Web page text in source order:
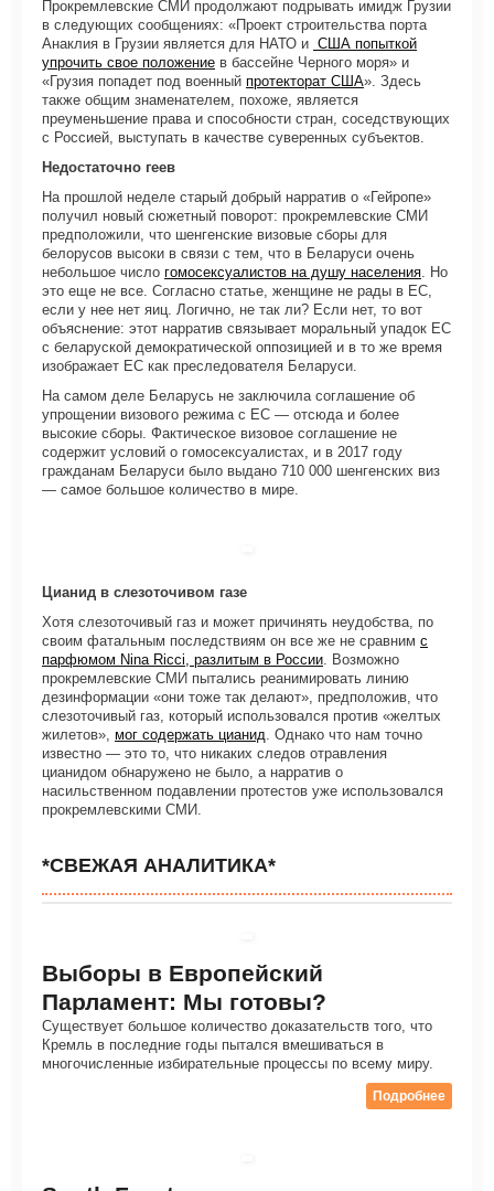
Прокремлевские СМИ продолжают подрывать имидж Грузии
в следующих сообщениях: «Проект строительства порта
Анаклия в Грузии является для НАТО и США попыткой
упрочить свое положение в бассейне Черного моря» и
«Грузия попадет под военный протекторат США». Здесь
также общим знаменателем, похоже, является
преуменьшение права и способности стран, соседствующих
с Россией, выступать в качестве суверенных субъектов.
Недостаточно геев
На прошлой неделе старый добрый нарратив о «Гейропе»
получил новый сюжетный поворот: прокремлевские СМИ
предположили, что шенгенские визовые сборы для
белорусов высоки в связи с тем, что в Беларуси очень
небольшое число гомосексуалистов на душу населения . Но
это еще не все. Согласно статье, женщине не рады в ЕС,
если у нее нет яиц. Логично, не так ли? Если нет, то вот
объяснение: этот нарратив связывает моральный упадок ЕС
с беларуской демократической оппозицией и в то же время
изображает ЕС как преследователя Беларуси.
На самом деле Беларусь не заключила соглашение об
упрощении визового режима с ЕС — отсюда и более
высокие сборы. Фактическое визовое соглашение не
содержит условий о гомосексуалистах, и в 2017 году
гражданам Беларуси было выдано 710 000 шенгенских виз
— самое большое количество в мире.
Цианид в слезоточивом газе
Хотя слезоточивый газ и может причинять неудобства, по
своим фатальным последствиям он все же не сравним с
парфюмом Nina Ricci, разлитым в России . Возможно
прокремлевские СМИ пытались реанимировать линию
дезинформации «они тоже так делают», предположив, что
слезоточивый газ, который использовался против «желтых
жилетов», мог содержать цианид . Однако что нам точно
известно — это то, что никаких следов отравления
цианидом обнаружено не было, а нарратив о
насильственном подавлении протестов уже использовался
прокремлевскими СМИ.
*СВЕЖАЯ АНАЛИТИКА*
Выборы в Европейский
Парламент: Мы готовы?
Существует большое количество доказательств того, что
Кремль в последние годы пытался вмешиваться в
многочисленные избирательные процессы по всему миру.
Подробнее